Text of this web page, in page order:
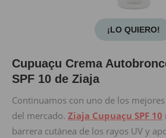
¡LO QUIERO!
Cupuaçu Crema
SPF 10 de Ziaja
Continuamos con uno de los
del mercado. Ziaja Cupuaçu SPF 10
barrera cutánea de los rayos UV y